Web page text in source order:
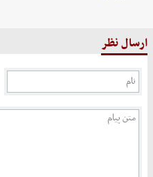
ارسال نظر